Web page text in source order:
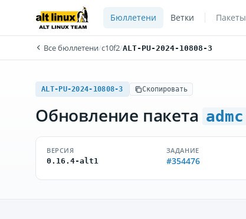
Бюллетени Ветки Пакеты
Все бюллетени/c10f2/ALT-PU-2024-10808-3
ALT-PU-2024-10808-3 Скопировать
Обновление пакета admc
ВЕРСИЯ
0.16.4-alt1
ЗАДАНИЕ
#354476